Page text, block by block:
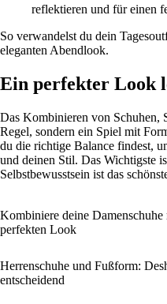
reflektieren und für einen
So verwandelst du dein
eleganten Abendlook.
Ein perfekter Look
Das Kombinieren von Schuhen,
Regel, sondern ein Spiel mit
du die richtige Balance findest,
und deinen Stil. Das Wichtigste
Selbstbewusstsein ist das
Kombiniere deine
perfekten Look
Herrenschuhe und Fußform:
entscheidend